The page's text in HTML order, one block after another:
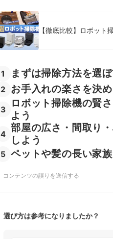
【徹底比較】ロボット
1 まずは掃除方法を選ぼ
2 お手入れの楽さを決
3
ロボット掃除機の賢
よう
4
部屋の広さ・間取り
しよう
5 ペットや髪の長い家
コンテンツの誤りを送信する
選び方は参考になりましたか？